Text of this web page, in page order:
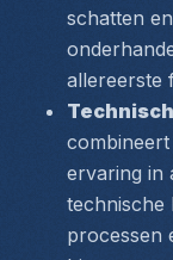
schatten
allereerste
ervaring in
technische
processen